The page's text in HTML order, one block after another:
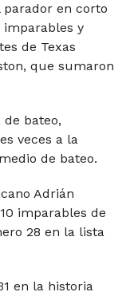
parador en corto
imparables y
de Texas
que sumaron
bateo,
veces a la
de bateo.
Adrián
imparables de
28 en la lista
en la historia